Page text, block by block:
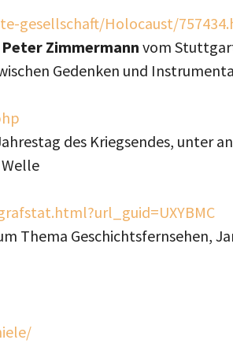
gesellschaft/Holocaust/
Peter Zimmermann vom
Gedenken und
des Kriegsendes, unter
Thema Geschichtsfernsehen,